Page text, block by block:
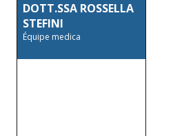
DOTT.SSA ROSSELLA
STEFINI
Équipe medica